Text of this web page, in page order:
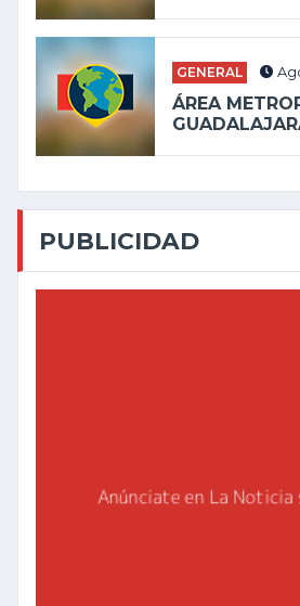
GENERAL
ÁREA
PUBLICIDAD